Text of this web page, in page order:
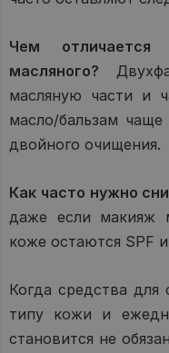
Чем отличается
масляного?
масляную части и
масло/бальзам
двойного очищения.
Как часто нужно
даже если макияж
коже остаются SPF
Когда средства
типу кожи и
становится не